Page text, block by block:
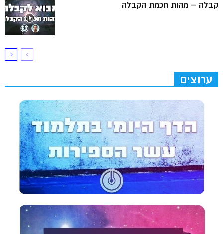
קבלה – מהות חכמת הקבלה
ערוצים